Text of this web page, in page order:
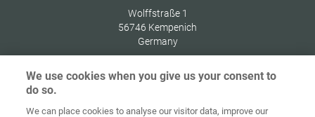
Wolffstraße 1
56746 Kempenich
Germany
Home Kontakt Impressum Dataskydd
We use cookies when you give us your consent to
do so.
We can place cookies to analyse our visitor data, improve our